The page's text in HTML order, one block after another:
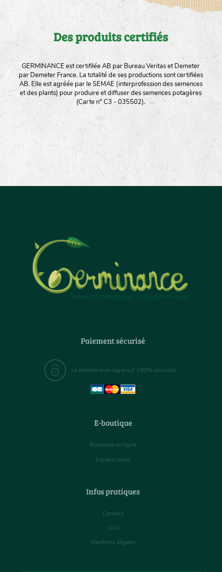
Des produits certifiés
GERMINANCE est certifilée AB par Bureau Veritas et Demeter
par Demeter France. La totalité de ses productions sont certifiées
AB. Elle est agréée par le SEMAE (interprofession des semences
et des plants) pour produire et diffuser des semences potagères
(Carte n° C3 - 035502).
Paiement sécurisé
Le paiement en ligne est 100% sécurisé
E-boutique
Boutique en ligne
Espace client
Infos pratiques
Contact
CGV
Mentions légales